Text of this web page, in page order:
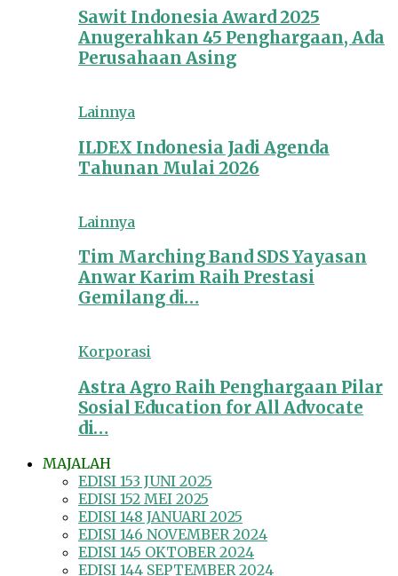
Sawit Indonesia Award 2025
Anugerahkan 45 Penghargaan, Ada
Perusahaan Asing
Lainnya
ILDEX Indonesia Jadi Agenda
Tahunan Mulai 2026
Lainnya
Tim Marching Band SDS Yayasan
Anwar Karim Raih Prestasi
Gemilang di…
Korporasi
Astra Agro Raih Penghargaan Pilar
Sosial Education for All Advocate
di…
MAJALAH
EDISI 153 JUNI 2025
EDISI 152 MEI 2025
EDISI 148 JANUARI 2025
EDISI 146 NOVEMBER 2024
EDISI 145 OKTOBER 2024
EDISI 144 SEPTEMBER 2024